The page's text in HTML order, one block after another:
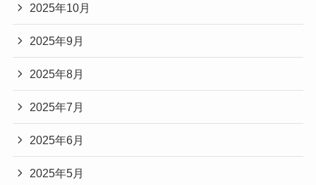
2025年10月
2025年9月
2025年8月
2025年7月
2025年6月
2025年5月